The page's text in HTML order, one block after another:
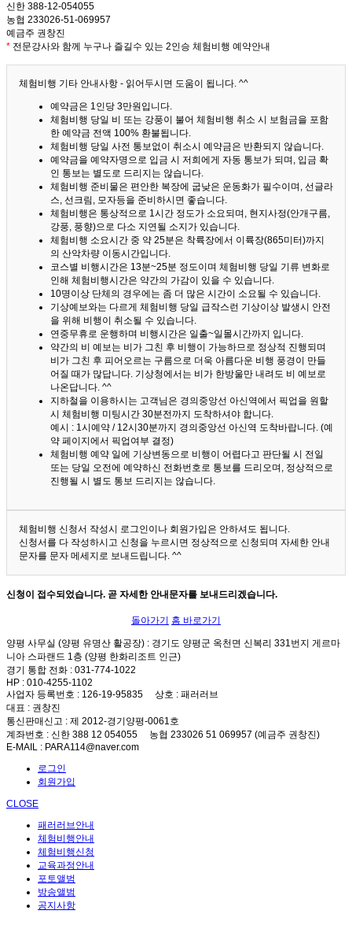
신한 388-12-054055
농협 233026-51-069957
예금주 권창진
* 전문강사와 함께 누구나 즐길수 있는 2인승 체험비행 예약안내
체험비행 기타 안내사항 - 읽어두시면 도움이 됩니다. ^^
예약금은 1인당 3만원입니다.
체험비행 당일 비 또는 강풍이 불어 체험비행 취소 시 보험금을 포함
한 예약금 전액 100% 환불됩니다.
체험비행 당일 사전 통보없이 취소시 예약금은 반환되지 않습니다.
예약금을 예약자명으로 입금 시 저희에게 자동 통보가 되며, 입금 확
인 통보는 별도로 드리지는 않습니다.
체험비행 준비물은 편안한 복장에 굽낮은 운동화가 필수이며, 선글라
스, 선크림, 모자등을 준비하시면 좋습니다.
체험비행은 통상적으로 1시간 정도가 소요되며, 현지사정(안개구름,
강풍, 풍향)으로 다소 지연될 소지가 있습니다.
체험비행 소요시간 중 약 25분은 착륙장에서 이륙장(865미터)까지
의 산악차량 이동시간입니다.
코스별 비행시간은 13분~25분 정도이며 체험비행 당일 기류 변화로
인해 체험비행시간은 약간의 가감이 있을 수 있습니다.
10명이상 단체의 경우에는 좀 더 많은 시간이 소요될 수 있습니다.
기상예보와는 다르게 체험비행 당일 급작스런 기상이상 발생시 안전
을 위해 비행이 취소될 수 있습니다.
연중무휴로 운행하며 비행시간은 일출~일몰시간까지 입니다.
약간의 비 예보는 비가 그친 후 비행이 가능하므로 정상적 진행되며
비가 그친 후 피어오르는 구름으로 더욱 아름다운 비행 풍경이 만들
어질 때가 많답니다. 기상청에서는 비가 한방울만 내려도 비 예보로
나온답니다. ^^
지하철을 이용하시는 고객님은 경의중앙선 아신역에서 픽업을 원할
시 체험비행 미팅시간 30분전까지 도착하셔야 합니다.
예시 : 1시예약 / 12시30분까지 경의중앙선 아신역 도착바랍니다. (예
약 페이지에서 픽업여부 결정)
체험비행 예약 일에 기상변동으로 비행이 어렵다고 판단될 시 전일
또는 당일 오전에 예약하신 전화번호로 통보를 드리오며, 정상적으로
진행될 시 별도 통보 드리지는 않습니다.
체험비행 신청서 작성시 로그인이나 회원가입은 안하셔도 됩니다.
신청서를 다 작성하시고 신청을 누르시면 정상적으로 신청되며 자세한 안내
문자를 문자 메세지로 보내드립니다. ^^
신청이 접수되었습니다. 곧 자세한 안내문자를 보내드리겠습니다.
돌아가기 홈 바로가기
양평 사무실 (양평 유명산 활공장) : 경기도 양평군 옥천면 신복리 331번지 게르마
니아 스파랜드 1층 (양평 한화리조트 인근)
경기 통합 전화 : 031-774-1022
HP : 010-4255-1102
사업자 등록번호 : 126-19-95835 상호 : 패러러브
대표 : 권창진
통신판매신고 : 제 2012-경기양평-0061호
계좌번호 : 신한 388 12 054055 농협 233026 51 069957 (예금주 권창진)
E-MAIL : PARA114@naver.com
로그인
회원가입
CLOSE
패러러브안내
체험비행안내
체험비행신청
교육과정안내
포토앨범
방송앨범
공지사항